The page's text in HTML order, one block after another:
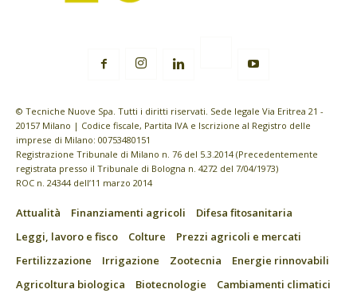
© Tecniche Nuove Spa. Tutti i diritti riservati. Sede legale Via Eritrea 21 -
20157 Milano | Codice fiscale, Partita IVA e Iscrizione al Registro delle
imprese di Milano: 00753480151
Registrazione Tribunale di Milano n. 76 del 5.3.2014 (Precedentemente
registrata presso il Tribunale di Bologna n. 4272 del 7/04/1973)
ROC n. 24344 dell’11 marzo 2014
Attualità Finanziamenti agricoli
Difesa fitosanitaria
Leggi, lavoro e fisco
Colture
Prezzi agricoli e mercati
Fertilizzazione
Irrigazione Zootecnia
Energie rinnovabili
Agricoltura biologica
Biotecnologie
Cambiamenti climatici